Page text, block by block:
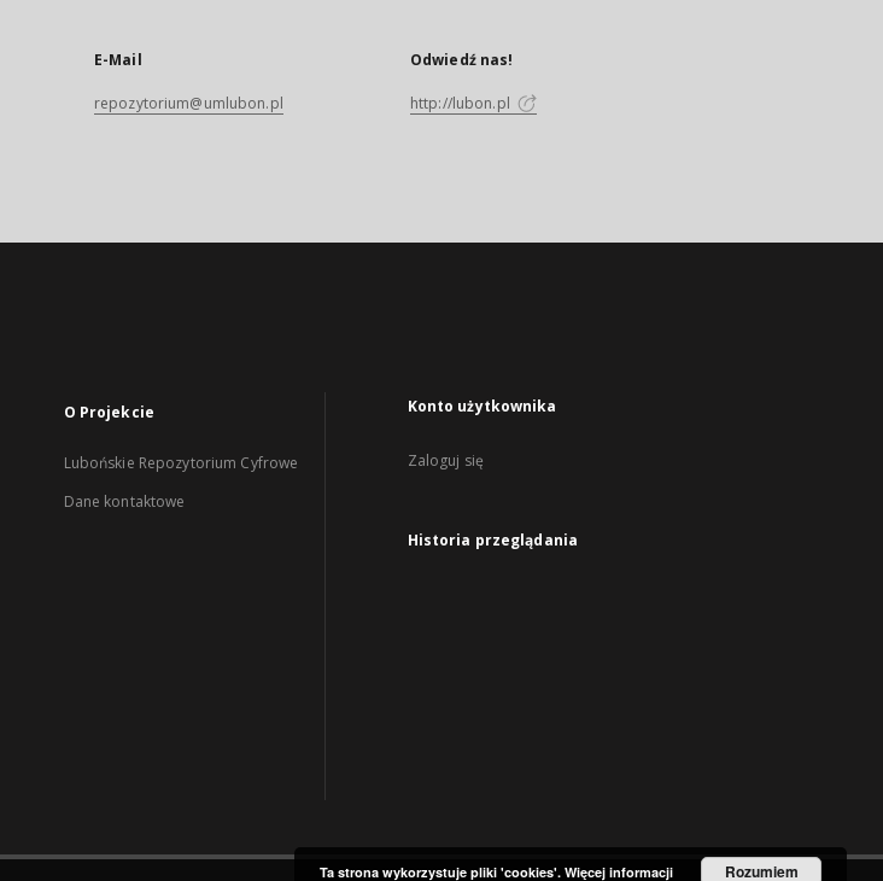
E-Mail
repozytorium@umlubon.pl
Odwiedź nas!
http://lubon.pl
O Projekcie
Lubońskie Repozytorium Cyfrowe
Dane kontaktowe
Konto użytkownika
Zaloguj się
Historia przeglądania
Ta strona wykorzystuje pliki 'cookies'. Więcej informacji Rozumiem